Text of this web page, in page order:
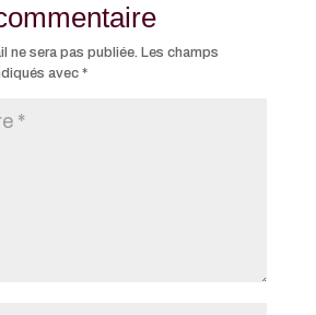
ne sera pas publiée. Les champs
avec *